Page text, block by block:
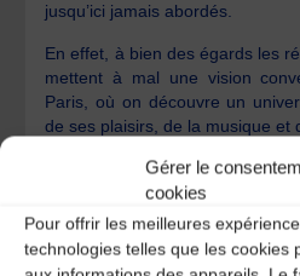
Gérer le
cookies
Pour offrir les meilleures
technologies telles que les cookies
jusqu’ici jamais abordés.
En effet, à bien des égards les
mettent à mal une vision
Paris, où on découvre un
de ses plaisirs, de la musique et
Pour en savoir plus cliquez ici
Riom Annonces. Mardi 2